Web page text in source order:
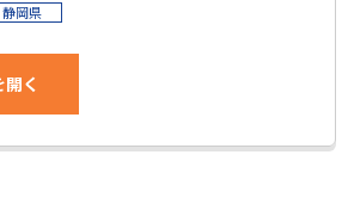
静岡県
く